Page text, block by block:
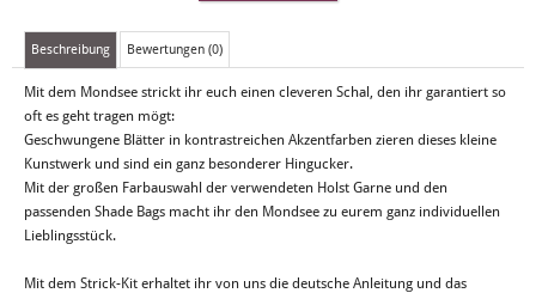
Beschreibung Bewertungen (0)
Mit dem Mondsee strickt ihr euch einen cleveren Schal, den ihr garantiert so
oft es geht tragen mögt:
Geschwungene Blätter in kontrastreichen Akzentfarben zieren dieses kleine
Kunstwerk und sind ein ganz besonderer Hingucker.
Mit der großen Farbauswahl der verwendeten Holst Garne und den
passenden Shade Bags macht ihr den Mondsee zu eurem ganz individuellen
Lieblingsstück.
Mit dem Strick-Kit erhaltet ihr von uns die deutsche Anleitung und das